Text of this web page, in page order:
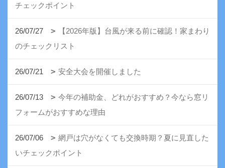
チェックポイント
26/07/27
【2026年版】台風が来る前に確認！家まわり
のチェックリスト
26/07/21 安全大会を開催しました
26/07/13
今年の補助金、どれがおすすめ？今なら窓リ
フォームがおすすめな理由
26/07/06
網戸は穴がなくても交換時期？夏に見直した
いチェックポイント